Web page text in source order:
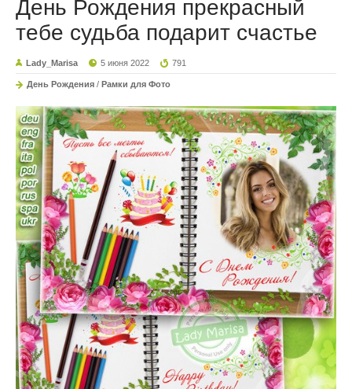
День Рождения прекрасный
тебе судьба подарит счастье
Lady_Marisa 5 июня 2022 791
День Рождения / Рамки для Фото